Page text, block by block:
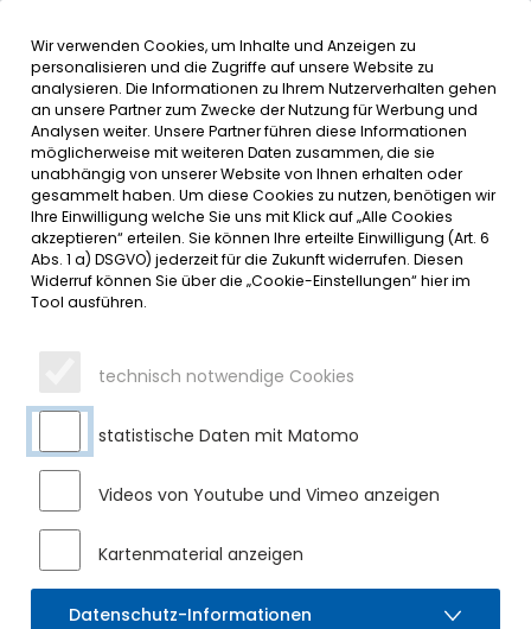
Inhalt der Seite anspringen
Informationen undMENÜ
SERVICE
Wir verwenden Cookies, um Inhalte und Anzeigen zu
personalisieren und die Zugriffe auf unsere Website zu
analysieren. Die Informationen zu Ihrem Nutzerverhalten gehen
an unsere Partner zum Zwecke der Nutzung für Werbung und
Analysen weiter. Unsere Partner führen diese Informationen
möglicherweise mit weiteren Daten zusammen, die sie
unabhängig von unserer Website von Ihnen erhalten oder
gesammelt haben. Um diese Cookies zu nutzen, benötigen wir
Ihre Einwilligung welche Sie uns mit Klick auf „Alle Cookies
akzeptieren“ erteilen. Sie können Ihre erteilte Einwilligung (Art. 6
Abs. 1 a) DSGVO) jederzeit für die Zukunft widerrufen. Diesen
Widerruf können Sie über die „Cookie-Einstellungen“ hier im
Tool ausführen.
technisch notwendige Cookies
statistische Daten mit Matomo
Videos von Youtube und Vimeo anzeigen
Kartenmaterial anzeigen
Datenschutz-Informationen